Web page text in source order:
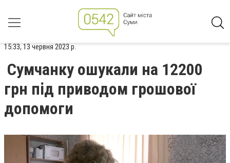
15:33, 13 червня 2023 р.
Сумчанку ошукали на 12200
грн під приводом грошової
допомоги